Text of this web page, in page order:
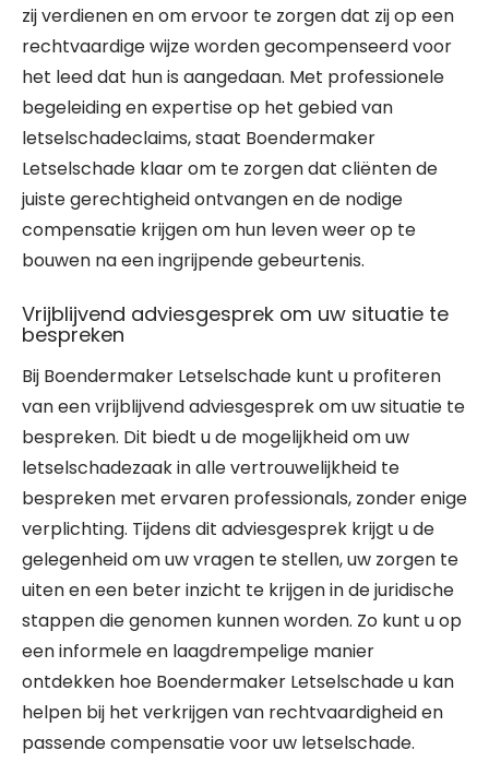
zij verdienen en om ervoor te zorgen dat zij op een
rechtvaardige wijze worden gecompenseerd voor
het leed dat hun is aangedaan. Met professionele
begeleiding en expertise op het gebied van
letselschadeclaims, staat Boendermaker
Letselschade klaar om te zorgen dat cliënten de
juiste gerechtigheid ontvangen en de nodige
compensatie krijgen om hun leven weer op te
bouwen na een ingrijpende gebeurtenis.
Vrijblijvend adviesgesprek om uw situatie te
bespreken
Bij Boendermaker Letselschade kunt u profiteren
van een vrijblijvend adviesgesprek om uw situatie te
bespreken. Dit biedt u de mogelijkheid om uw
letselschadezaak in alle vertrouwelijkheid te
bespreken met ervaren professionals, zonder enige
verplichting. Tijdens dit adviesgesprek krijgt u de
gelegenheid om uw vragen te stellen, uw zorgen te
uiten en een beter inzicht te krijgen in de juridische
stappen die genomen kunnen worden. Zo kunt u op
een informele en laagdrempelige manier
ontdekken hoe Boendermaker Letselschade u kan
helpen bij het verkrijgen van rechtvaardigheid en
passende compensatie voor uw letselschade.